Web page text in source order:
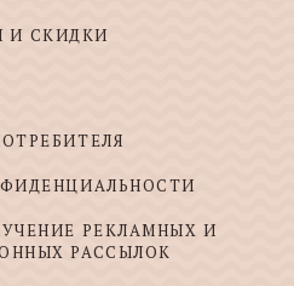
И СКИДКИ
РЕКЛАМНЫХ И
РАССЫЛОК